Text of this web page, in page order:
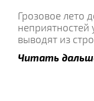
Грозовое лето
выводят из
Читать